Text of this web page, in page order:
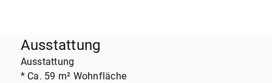
Ausstattung
Ausstattung
* Ca. 59 m² Wohnfläche